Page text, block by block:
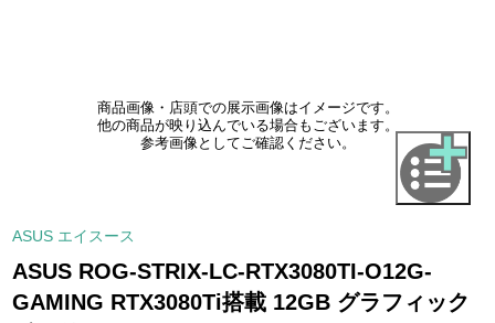
商品画像・店頭での展示画像はイメージです。
他の商品が映り込んでいる場合もございます。
参考画像としてご確認ください。
ASUS エイスース
ASUS ROG-STRIX-LC-RTX3080TI-O12G-
GAMING RTX3080Ti搭載 12GB グラフィック